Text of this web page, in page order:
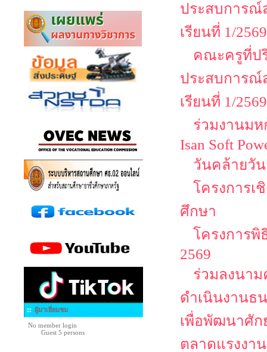
ผู้มาเยี่ยมชม
No member login
Guest 5 persons
ประสบการณ์
เรียนที่ 1/2569
คณะครูที่ป
ประสบการณ์
เรียนที่ 1/2569
ร่วมงานมห
Isan Soft
วันคล้ายวั
โครงการเ
ศึกษา
โครงการพิ
2569
ร่วมลงนาม
ดำเนินงานธ
เพื่อพัฒนาศัก
ตลาดแรงงา